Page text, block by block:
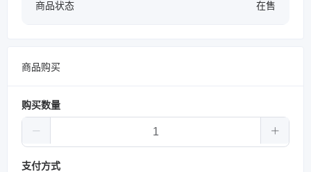
商品状态 在售
商品购买
购买数量
支付方式